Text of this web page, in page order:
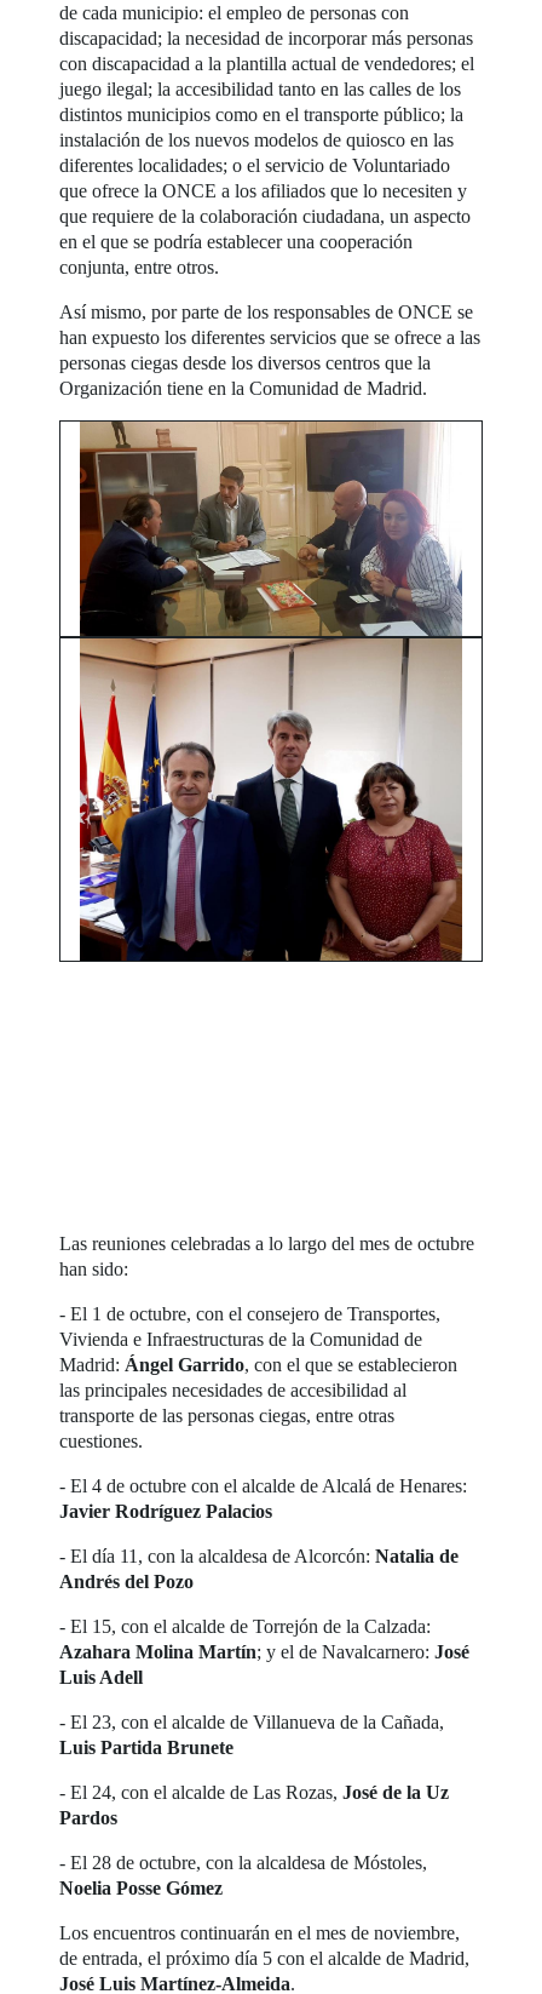
de cada municipio: el empleo de personas con
discapacidad; la necesidad de incorporar más personas
con discapacidad a la plantilla actual de vendedores; el
juego ilegal; la accesibilidad tanto en las calles de los
distintos municipios como en el transporte público; la
instalación de los nuevos modelos de quiosco en las
diferentes localidades; o el servicio de Voluntariado
que ofrece la ONCE a los afiliados que lo necesiten y
que requiere de la colaboración ciudadana, un aspecto
en el que se podría establecer una cooperación
conjunta, entre otros.
Así mismo, por parte de los responsables de ONCE se
han expuesto los diferentes servicios que se ofrece a las
personas ciegas desde los diversos centros que la
Organización tiene en la Comunidad de Madrid.
Las reuniones celebradas a lo largo del mes de octubre
han sido:
- El 1 de octubre, con el consejero de Transportes,
Vivienda e Infraestructuras de la Comunidad de
Madrid: Ángel Garrido, con el que se establecieron
las principales necesidades de accesibilidad al
transporte de las personas ciegas, entre otras
cuestiones.
- El 4 de octubre con el alcalde de Alcalá de Henares:
Javier Rodríguez Palacios
- El día 11, con la alcaldesa de Alcorcón:Natalia de
Andrés del Pozo
- El 15, con el alcalde de Torrejón de la Calzada:
Azahara Molina Martín; y el de Navalcarnero:José
Luis Adell
- El 23, con el alcalde de Villanueva de la Cañada,
Luis Partida Brunete
- El 24, con el alcalde de Las Rozas,José de la Uz
Pardos
- El 28 de octubre, con la alcaldesa de Móstoles,
Noelia Posse Gómez
Los encuentros continuarán en el mes de noviembre,
de entrada, el próximo día 5 con el alcalde de Madrid,
José Luis Martínez-Almeida.